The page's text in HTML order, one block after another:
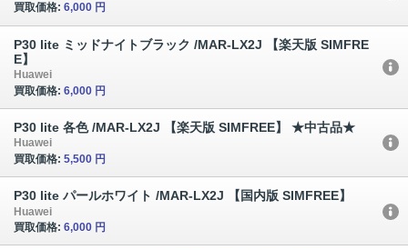
買取価格: 6,000 円
P30 lite ミッドナイトブラック /MAR-LX2J 【楽天版 SIMFRE
E】
Huawei
買取価格: 6,000 円
P30 lite 各色 /MAR-LX2J 【楽天版 SIMFREE】 ★中古品★
Huawei
買取価格: 5,500 円
P30 lite パールホワイト /MAR-LX2J 【国内版 SIMFREE】
Huawei
買取価格: 6,000 円